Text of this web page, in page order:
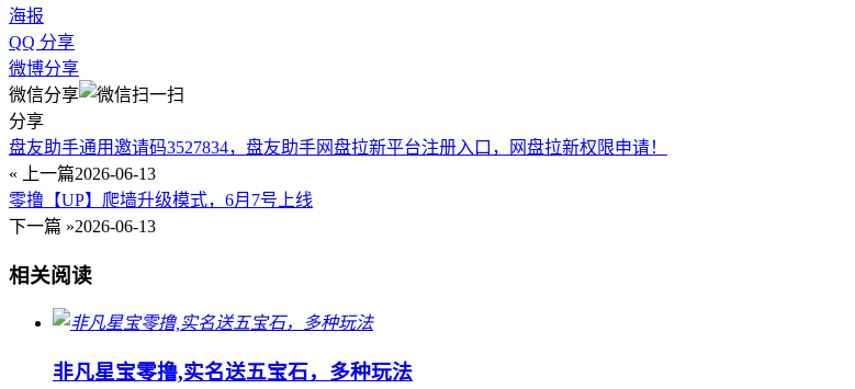
海报
QQ 分享
微博分享
微信分享
分享
盘友助手通用邀请码3527834，盘友助手网盘拉新平台注册入口，网盘拉新权限申请！
« 上一篇2026-06-13
零撸【UP】爬墙升级模式，6月7号上线
下一篇 »2026-06-13
相关阅读
非凡星宝零撸,实名送五宝石，多种玩法